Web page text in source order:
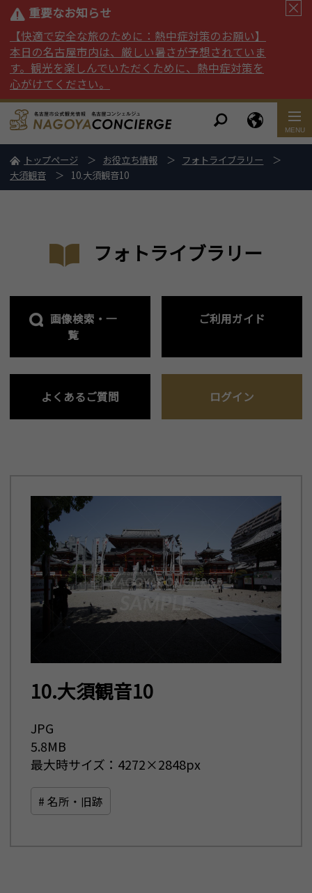
重要なお知らせ
【快適で安全な旅のために：熱中症対策のお願い】
本日の名古屋市内は、厳しい暑さが予想されていま
す。観光を楽しんでいただくために、熱中症対策を
心がけてください。
トップページ お役立ち情報
フォトライブラリー
大須観音
10.大須観音10
フォトライブラリー
画像検索・一
覧
ご利用ガイド
よくあるご質問 ログイン
10.大須観音10
JPG
5.8MB
最大時サイズ：4272×2848px
# 名所・旧跡